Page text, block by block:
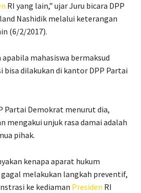
RI yang lain,” ujar Juru bicara DPP
Nashidik melalui keterangan
(6/2/2017).
mahasiswa bermaksud
bisa dilakukan di kantor DPP Partai
Partai Demokrat menurut dia,
mengakui unjuk rasa damai adalah
pihak.
kenapa aparat hukum
melakukan langkah preventif,
ke kediaman Presiden RI